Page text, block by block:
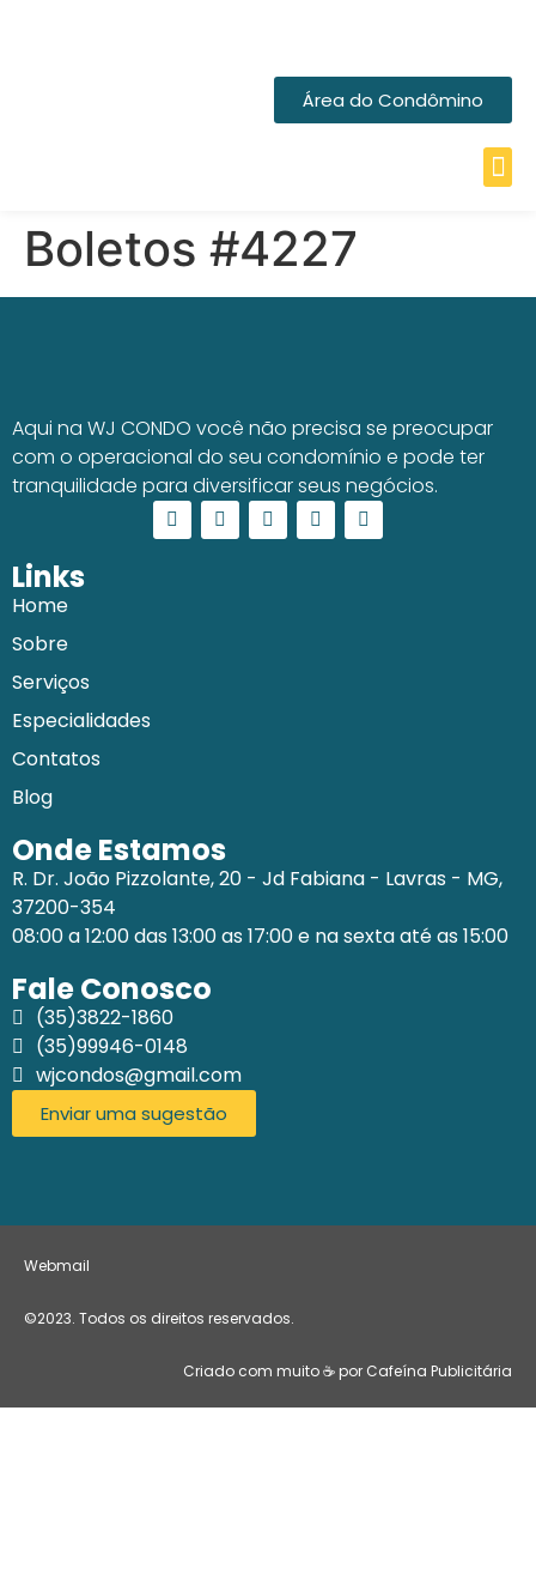
Área do Condômino
Boletos #4227
Aqui na WJ CONDO você não precisa se preocupar
com o operacional do seu condomínio e pode ter
tranquilidade para diversificar seus negócios.
Links
Home
Sobre
Serviços
Especialidades
Contatos
Blog
Onde Estamos
R. Dr. João Pizzolante, 20 - Jd Fabiana - Lavras - MG,
37200-354
08:00 a 12:00 das 13:00 as 17:00 e na sexta até as 15:00
Fale Conosco
(35)3822-1860
(35)99946-0148
wjcondos@gmail.com
Enviar uma sugestão
Webmail
©2023. Todos os direitos reservados.
Criado com muito ☕ por Cafeína Publicitária